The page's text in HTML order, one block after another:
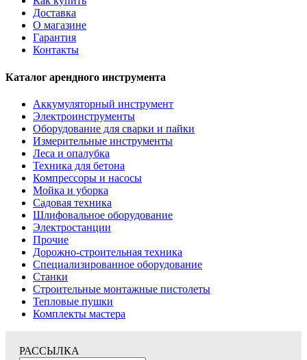
Доставка
О магазине
Гарантия
Контакты
Каталог арендного инструмента
Аккумуляторный инструмент
Электроинструменты
Оборудование для сварки и пайки
Измерительные инструменты
Леса и опалубка
Техника для бетона
Компрессоры и насосы
Мойка и уборка
Садовая техника
Шлифовальное оборудование
Электростанции
Прочие
Дорожно-строительная техника
Специализированное оборудование
Станки
Строительные монтажные пистолеты
Тепловые пушки
Комплекты мастера
РАССЫЛКА